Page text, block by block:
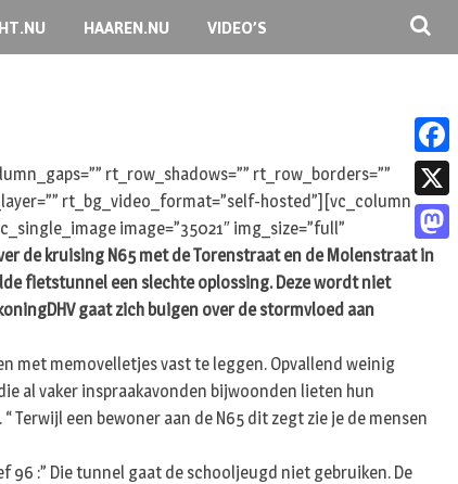
HAAREN.NU VIDEO’S
rt_row_shadows=”” rt_row_borders=””
rt_bg_video_format=”self-hosted”][vc_column
image=”35021″ img_size=”full”
de kruising N65 met de Torenstraat en de Molenstraat in
fietstunnel een slechte oplossing. Deze wordt niet
gaat zich buigen over de stormvloed aan
met memovelletjes vast te leggen. Opvallend weinig
al vaker inspraakavonden bijwoonden lieten hun
een bewoner aan de N65 dit zegt zie je de mensen
:” Die tunnel gaat de schooljeugd niet gebruiken. De
F
a
c
k
X
M
d